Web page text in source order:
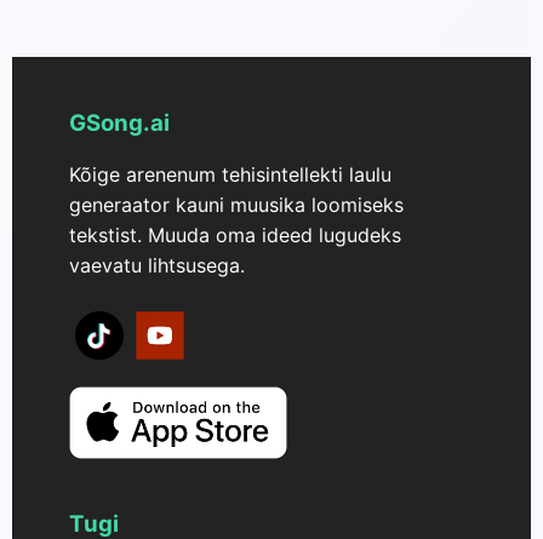
tasulised tellijad saavad luua kuni 8 minutit
pikemateks meditatsiooniseanssideks, terviklikeks
õppemängulistideks.
GSong.ai
Kõige arenenum tehisintellekti laulu
generaator kauni muusika loomiseks
tekstist. Muuda oma ideed lugudeks
vaevatu lihtsusega.
Tugi